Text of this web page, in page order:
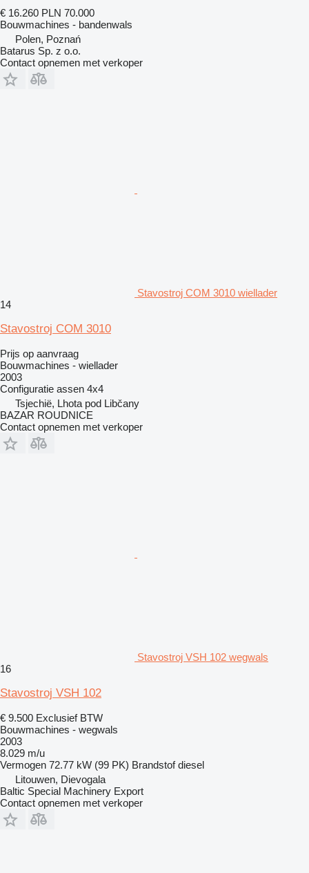
€ 16.260 PLN 70.000
Bouwmachines - bandenwals
Polen, Poznań
Batarus Sp. z o.o.
Contact opnemen met verkoper
Stavostroj COM 3010 wiellader
14
Stavostroj COM 3010
Prijs op aanvraag
Bouwmachines - wiellader
2003
Configuratie assen 4x4
Tsjechië, Lhota pod Libčany
BAZAR ROUDNICE
Contact opnemen met verkoper
Stavostroj VSH 102 wegwals
16
Stavostroj VSH 102
€ 9.500 Exclusief BTW
Bouwmachines - wegwals
2003
8.029 m/u
Vermogen 72.77 kW (99 PK) Brandstof diesel
Litouwen, Dievogala
Baltic Special Machinery Export
Contact opnemen met verkoper